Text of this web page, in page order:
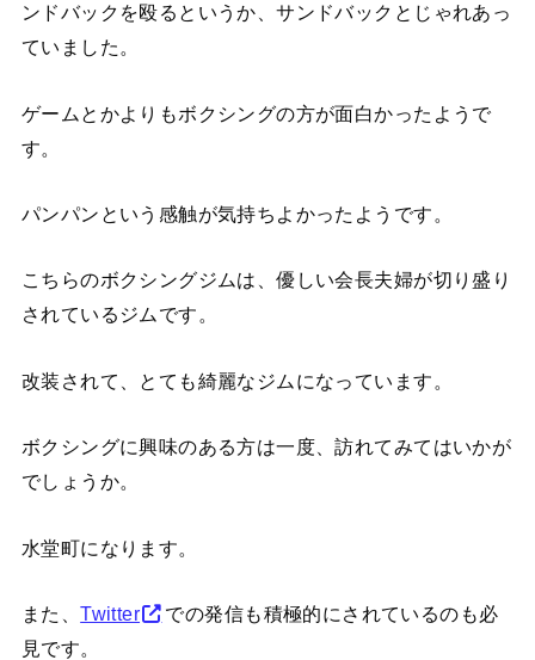
ンドバックを殴るというか、サンドバックとじゃれあっ
ていました。
ゲームとかよりもボクシングの方が面白かったようで
す。
パンパンという感触が気持ちよかったようです。
こちらのボクシングジムは、優しい会長夫婦が切り盛り
されているジムです。
改装されて、とても綺麗なジムになっています。
ボクシングに興味のある方は一度、訪れてみてはいかが
でしょうか。
水堂町になります。
また、Twitter
での発信も積極的にされているのも必
見です。